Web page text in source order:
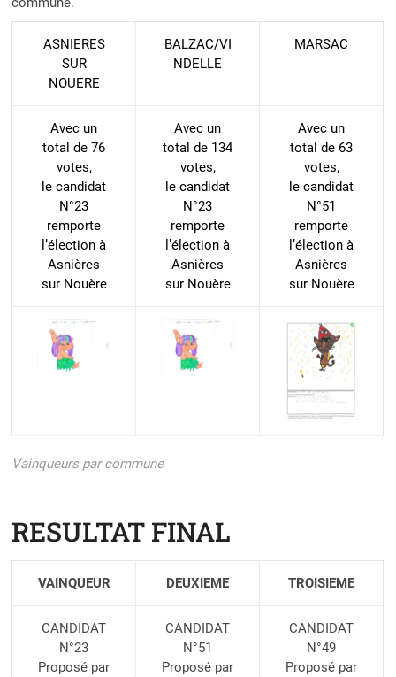
ASNIERES
SUR
NOUERE
BALZAC/VI
NDELLE
MARSAC
Avec un
total de 76
votes,
le candidat
N°23
remporte
l’élection à
Asnières
sur Nouère
Avec un
total de 134
votes,
le candidat
N°23
remporte
l’élection à
Asnières
sur Nouère
Avec un
total de 63
votes,
le candidat
N°51
remporte
l’élection à
Asnières
sur Nouère
Vainqueurs par commune
RESULTAT FINAL
VAINQUEUR DEUXIEME TROISIEME
CANDIDAT
N°23
Proposé par
CANDIDAT
N°51
Proposé par
CANDIDAT
N°49
Proposé par